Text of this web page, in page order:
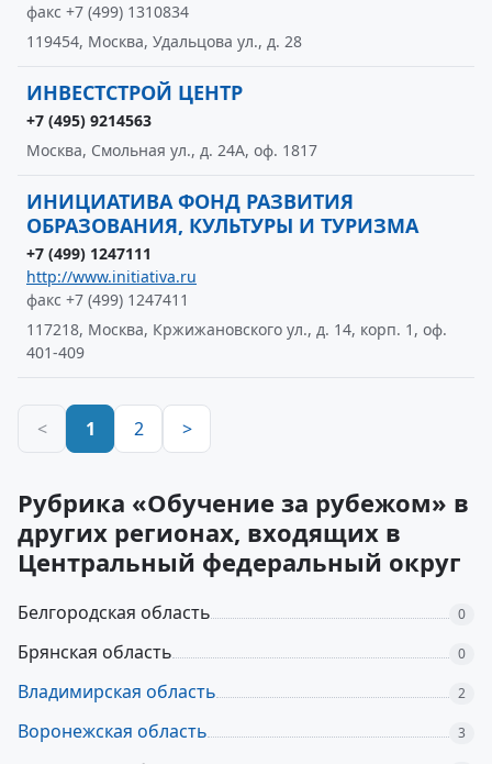
факс +7 (499) 1310834
119454, Москва, Удальцова ул., д. 28
ИНВЕСТСТРОЙ ЦЕНТР
+7 (495) 9214563
Москва, Смольная ул., д. 24А, оф. 1817
ИНИЦИАТИВА ФОНД РАЗВИТИЯ
ОБРАЗОВАНИЯ, КУЛЬТУРЫ И ТУРИЗМА
+7 (499) 1247111
http://www.initiativa.ru
факс +7 (499) 1247411
117218, Москва, Кржижановского ул., д. 14, корп. 1, оф.
401-409
< 1 2 >
Рубрика «Обучение за рубежом» в
других регионах, входящих в
Центральный федеральный округ
Белгородская область 0
Брянская область 0
Владимирская область 2
Воронежская область 3